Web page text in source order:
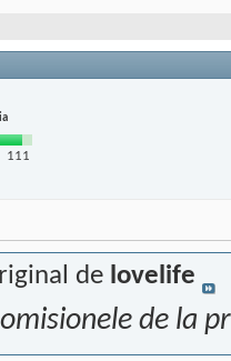
111
de lovelife
de la